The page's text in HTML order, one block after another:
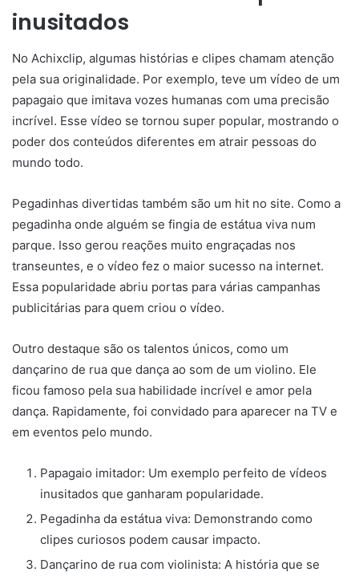
inusitados
No Achixclip, algumas histórias e clipes chamam atenção
pela sua originalidade. Por exemplo, teve um vídeo de um
papagaio que imitava vozes humanas com uma precisão
incrível. Esse vídeo se tornou super popular, mostrando o
poder dos conteúdos diferentes em atrair pessoas do
mundo todo.
Pegadinhas divertidas também são um hit no site. Como a
pegadinha onde alguém se fingia de estátua viva num
parque. Isso gerou reações muito engraçadas nos
transeuntes, e o vídeo fez o maior sucesso na internet.
Essa popularidade abriu portas para várias campanhas
publicitárias para quem criou o vídeo.
Outro destaque são os talentos únicos, como um
dançarino de rua que dança ao som de um violino. Ele
ficou famoso pela sua habilidade incrível e amor pela
dança. Rapidamente, foi convidado para aparecer na TV e
em eventos pelo mundo.
Papagaio imitador: Um exemplo perfeito de vídeos
inusitados que ganharam popularidade.
Pegadinha da estátua viva: Demonstrando como
clipes curiosos podem causar impacto.
Dançarino de rua com violinista: A história que se